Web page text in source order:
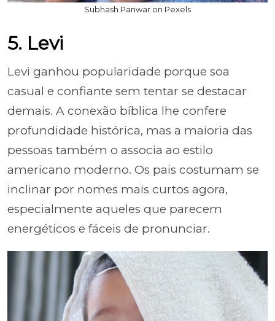
Subhash Panwar on Pexels
5. Levi
Levi ganhou popularidade porque soa
casual e confiante sem tentar se destacar
demais. A conexão bíblica lhe confere
profundidade histórica, mas a maioria das
pessoas também o associa ao estilo
americano moderno. Os pais costumam se
inclinar por nomes mais curtos agora,
especialmente aqueles que parecem
energéticos e fáceis de pronunciar.